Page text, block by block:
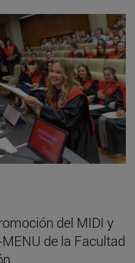
del MIDI y
de la Facultad